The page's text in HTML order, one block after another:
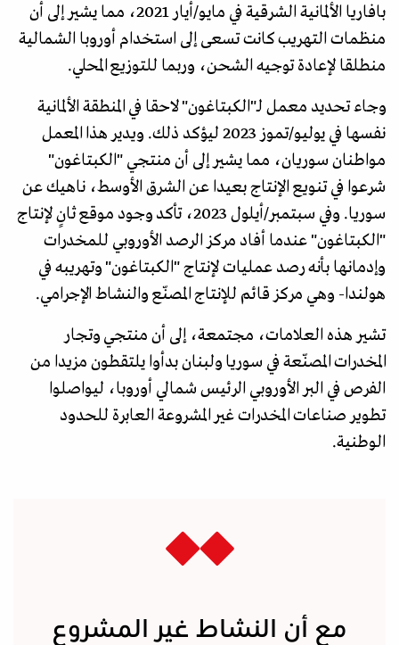
بافاريا الألمانية الشرقية في مايو/أيار 2021، مما يشير إلى أن
منظمات التهريب كانت تسعى إلى استخدام أوروبا الشمالية
منطلقا لإعادة توجيه الشحن، وربما للتوزيع المحلي.
وجاء تحديد معمل لـ"الكبتاغون" لاحقا في المنطقة الألمانية
نفسها في يوليو/تموز 2023 ليؤكد ذلك. ويدير هذا المعمل
مواطنان سوريان، مما يشير إلى أن منتجي "الكبتاغون"
شرعوا في تنويع الإنتاج بعيدا عن الشرق الأوسط، ناهيك عن
سوريا. وفي سبتمبر/أيلول 2023، تأكد وجود موقع ثانٍ لإنتاج
"الكبتاغون" عندما أفاد مركز الرصد الأوروبي للمخدرات
وإدمانها بأنه رصد عمليات لإنتاج "الكبتاغون" وتهريبه في
هولندا- وهي مركز قائم للإنتاج المصنّع والنشاط الإجرامي.
تشير هذه العلامات، مجتمعة، إلى أن منتجي وتجار
المخدرات المصنّعة في سوريا ولبنان بدأوا يلتقطون مزيدا من
الفرص في البر الأوروبي الرئيس شمالي أوروبا، ليواصلوا
تطوير صناعات المخدرات غير المشروعة العابرة للحدود
الوطنية.
مع أن النشاط غير المشروع